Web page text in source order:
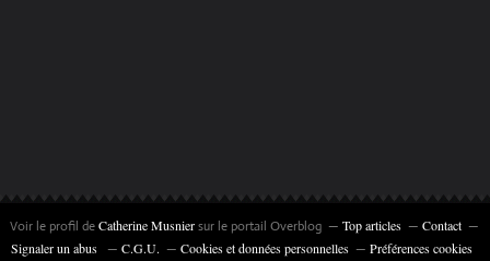
Voir le profil deCatherine Musniersur le portail Overblog Top articles
Contact
Signaler un abus
C.G.U. Cookies et données personnelles Préférences cookies